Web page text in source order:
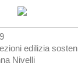
edilizia
Nivelli